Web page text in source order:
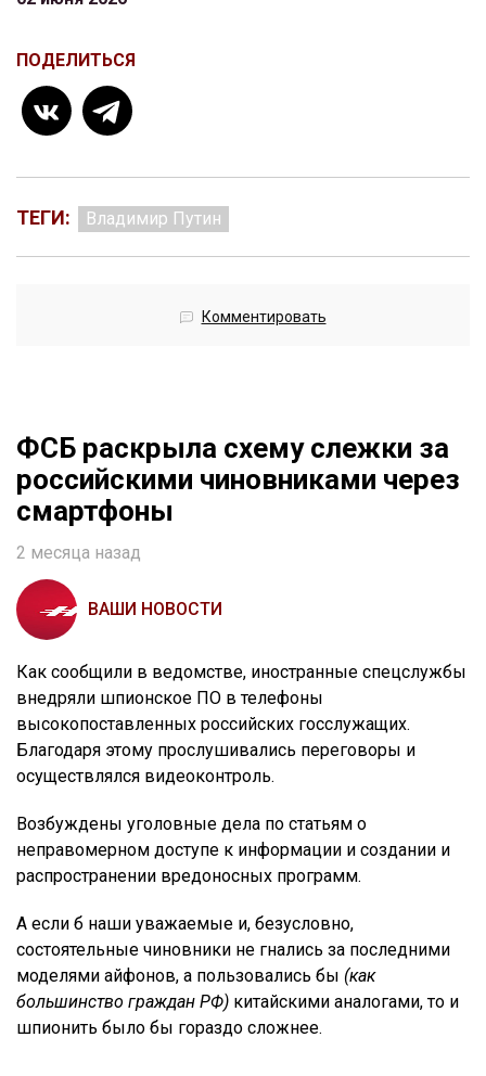
ПОДЕЛИТЬСЯ
ТЕГИ: Владимир Путин
Комментировать
ФСБ раскрыла схему слежки за
российскими чиновниками через
смартфоны
2 месяца назад
ВАШИ НОВОСТИ
Как сообщили в ведомстве, иностранные спецслужбы
внедряли шпионское ПО в телефоны
высокопоставленных российских госслужащих.
Благодаря этому прослушивались переговоры и
осуществлялся видеоконтроль.
Возбуждены уголовные дела по статьям о
неправомерном доступе к информации и создании и
распространении вредоносных программ.
А если б наши уважаемые и, безусловно,
состоятельные чиновники не гнались за последними
моделями айфонов, а пользовались бы (как
большинство граждан РФ) китайскими аналогами, то и
шпионить было бы гораздо сложнее.